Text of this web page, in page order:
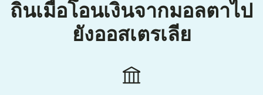
ถิ่นเมื่อโอนเงินจากมอลตาไป
ยังออสเตรเลีย